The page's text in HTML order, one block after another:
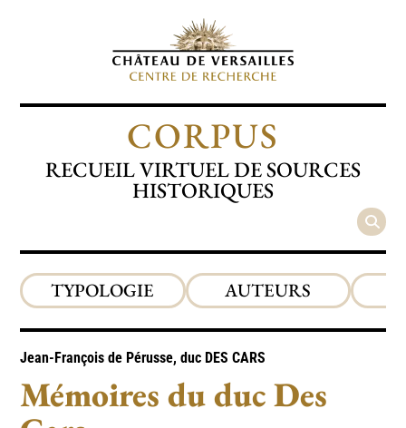
CORPUS
RECUEIL VIRTUEL DE SOURCES
HISTORIQUES
TYPOLOGIE AUTEURS
Jean-François de Pérusse, duc DES CARS
Mémoires du duc Des